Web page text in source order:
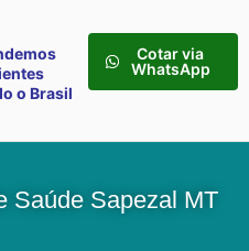
o Brasil
Cotar via
WhatsApp
Saúde Sapezal MT